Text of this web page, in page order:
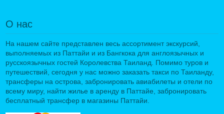
О нас
На нашем сайте представлен весь ассортимент экскурсий,
выполняемых из Паттайи и из Бангкока для англоязычных и
русскоязычных гостей Королевства Таиланд. Помимо туров и
путешествий, сегодня у нас можно заказать такси по Таиланду,
трансферы на острова, забронировать авиабилеты и отели по
всему миру, найти жилье в аренду в Паттайе, забронировать
бесплатный трансфер в магазины Паттайи.